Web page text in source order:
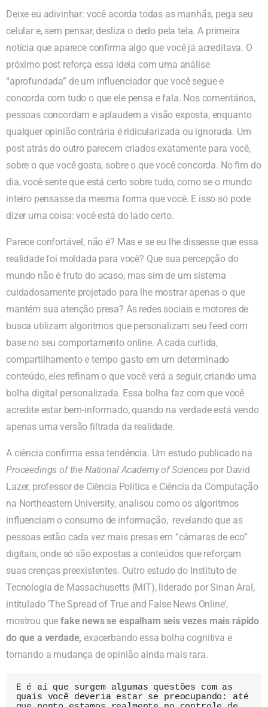
Deixe eu adivinhar: você acorda todas as manhãs, pega seu
celular e, sem pensar, desliza o dedo pela tela. A primeira
notícia que aparece confirma algo que você já acreditava. O
próximo post reforça essa ideia com uma análise
“aprofundada” de um influenciador que você segue e
concorda com tudo o que ele pensa e fala. Nos comentários,
pessoas concordam e aplaudem a visão exposta, enquanto
qualquer opinião contrária é ridicularizada ou ignorada. Um
post atrás do outro parecem criados exatamente para você,
sobre o que você gosta, sobre o que você concorda. No fim do
dia, você sente que está certo sobre tudo, como se o mundo
inteiro pensasse da mesma forma que você. E isso só pode
dizer uma coisa: você está do lado certo.
Parece confortável, não é? Mas e se eu lhe dissesse que essa
realidade foi moldada para você? Que sua percepção do
mundo não é fruto do acaso, mas sim de um sistema
cuidadosamente projetado para lhe mostrar apenas o que
mantém sua atenção presa? As redes sociais e motores de
busca utilizam algoritmos que personalizam seu feed com
base no seu comportamento online. A cada curtida,
compartilhamento e tempo gasto em um determinado
conteúdo, eles refinam o que você verá a seguir, criando uma
bolha digital personalizada. Essa bolha faz com que você
acredite estar bem-informado, quando na verdade está vendo
apenas uma versão filtrada da realidade.
A ciência confirma essa tendência. Um estudo publicado na
Proceedings of the National Academy of Sciencespor David
Lazer, professor de Ciência Política e Ciência da Computação
na Northeastern University, analisou como os algoritmos
influenciam o consumo de informação, revelando que as
pessoas estão cada vez mais presas em “câmaras de eco”
digitais, onde só são expostas a conteúdos que reforçam
suas crenças preexistentes. Outro estudo do Instituto de
Tecnologia de Massachusetts (MIT), liderado por Sinan Aral,
intitulado ‘The Spread of True and False News Online’,
mostrou quefake news se espalham seis vezes mais rápido
do que a verdade, exacerbando essa bolha cognitiva e
tornando a mudança de opinião ainda mais rara.
E é aí que surgem algumas questões com as
quais você deveria estar se preocupando: até